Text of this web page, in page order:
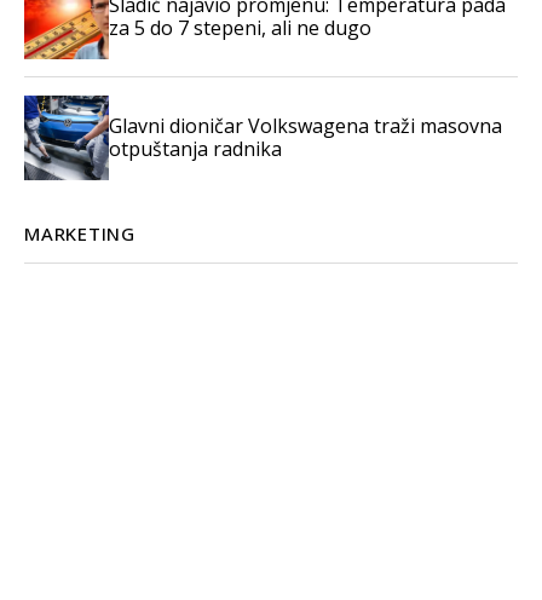
za 5 do 7 stepeni, ali ne dugo
Glavni dioničar Volkswagena traži masovna
otpuštanja radnika
MARKETING